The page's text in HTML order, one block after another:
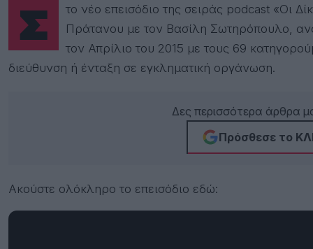
Στο νέο επεισόδιο της σειράς podcast «Οι Δίκες που Άλλαξαν την Ελλάδα» του Γιώργου
Πράτανου με τον Βασίλη Σωτηρόπουλο,
τον Απρίλιο του 2015 με τους 69
διεύθυνση ή ένταξη σε εγκληματική οργάνωση.
Δες περισσότερα άρθρα
Πρόσθεσε το
Ακούστε ολόκληρο το επεισόδιο εδώ: